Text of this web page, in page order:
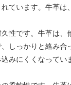
ています。牛革
性です。牛革は
しっかりと絡み
みにくくなってい